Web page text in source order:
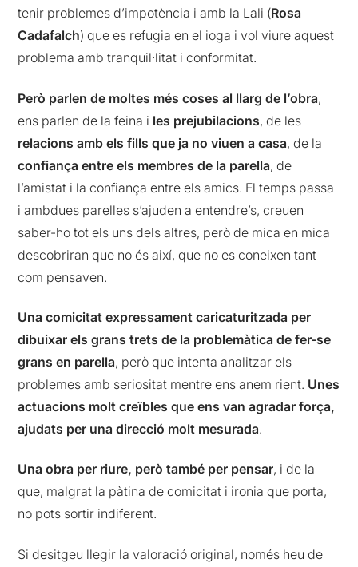
tenir problemes d’impotència i amb la Lali (Rosa
Cadafalch) que es refugia en el ioga i vol viure aquest
problema amb tranquil·litat i conformitat.
Però parlen de moltes més coses al llarg de l’obra,
ens parlen de la feina i les prejubilacions, de les
relacions amb els fills que ja no viuen a casa, de la
confiança entre els membres de la parella, de
l’amistat i la confiança entre els amics. El temps passa
i ambdues parelles s’ajuden a entendre’s, creuen
saber-ho tot els uns dels altres, però de mica en mica
descobriran que no és així, que no es coneixen tant
com pensaven.
Una comicitat expressament caricaturitzada per
dibuixar els grans trets de la problemàtica de fer-se
grans en parella, però que intenta analitzar els
problemes amb seriositat mentre ens anem rient. Unes
actuacions molt creïbles que ens van agradar força,
ajudats per una direcció molt mesurada.
Una obra per riure, però també per pensar, i de la
que, malgrat la pàtina de comicitat i ironia que porta,
no pots sortir indiferent.
Si desitgeu llegir la valoració original, només heu de